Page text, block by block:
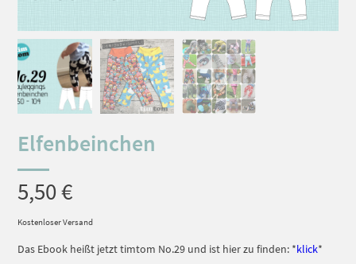
Elfenbeinchen
5,50€
Kostenloser Versand
Das Ebook heißt jetzt timtom No.29 und ist hier zu finden: *klick*